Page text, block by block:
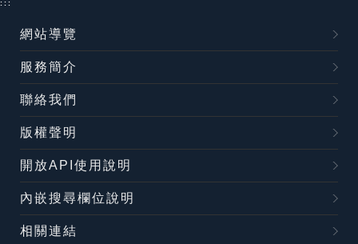
:::
網站導覽
服務簡介
聯絡我們
版權聲明
開放API使用說明
內嵌搜尋欄位說明
相關連結